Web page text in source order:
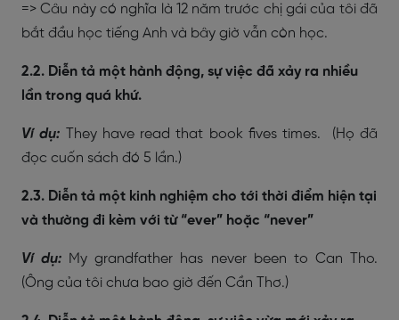
=> Câu này có nghĩa là 12 năm trước chị gái của tôi đã
bắt đầu học tiếng Anh và bây giờ vẫn còn học.
2.2. Diễn tả một hành động, sự việc đã xảy ra nhiều
lần trong quá khứ.
Ví dụ: They have read that book fives times.
(Họ đã
đọc cuốn sách đó 5 lần.)
2.3. Diễn tả một kinh nghiệm cho tới thời điểm hiện tại
và thường đi kèm với từ “ever” hoặc “never”
Ví dụ: My grandfather has never been to Can Tho.
(Ông của tôi chưa bao giờ đến Cần Thơ.)